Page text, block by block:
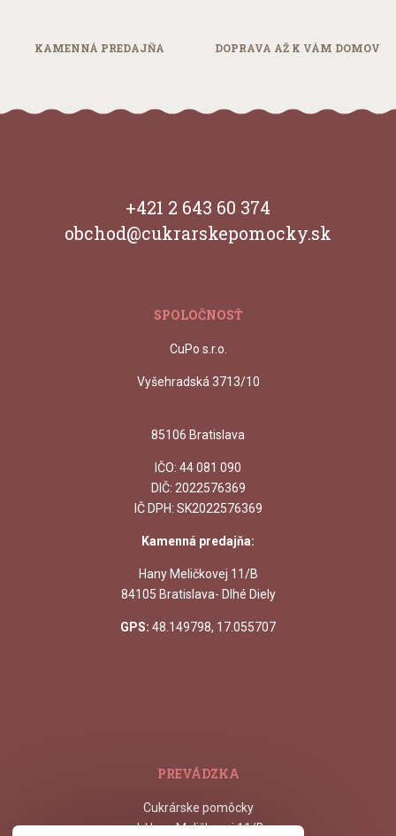
KAMENNÁ PREDAJŇA DOPRAVA AŽ K VÁM DOMOV
+421 2 643 60 374
obchod@cukrarskepomocky.sk
SPOLOČNOSŤ
CuPo s.r.o.
Vyšehradská 3713/10
85106 Bratislava
IČO: 44 081 090
DIČ: 2022576369
IČ DPH: SK2022576369
Kamenná predajňa:
Hany Meličkovej 11/B
84105 Bratislava- Dlhé Diely
GPS: 48.149798, 17.055707
PREVÁDZKA
Cukrárske pomôcky
ul. Hany Meličkovej 11/B,